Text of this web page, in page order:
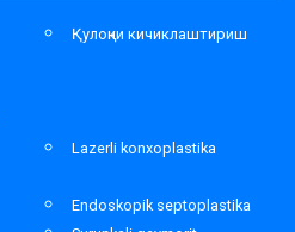
Қулоқни кичиклаштириш
Lazerli konxoplastika
Endoskopik septoplastika